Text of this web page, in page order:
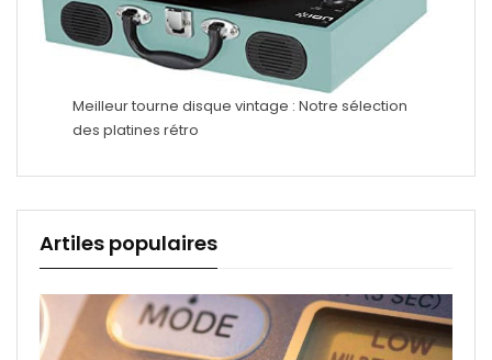
Meilleur tourne disque vintage : Notre sélection
des platines rétro
Artiles populaires